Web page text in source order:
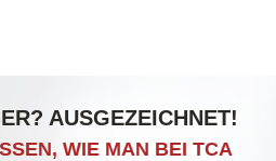
AUSGEZEICHNET!
WIE MAN BEI TCA